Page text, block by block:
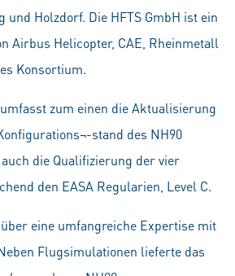
und Holzdorf. Die HFTS GmbH ist ein
Airbus Helicopter, CAE, Rheinmetall
Konsortium.
zum einen die Aktualisierung
stand des NH90
die Qualifizierung der vier
den EASA Regularien, Level C.
eine umfangreiche Expertise mit
Flugsimulationen lieferte das